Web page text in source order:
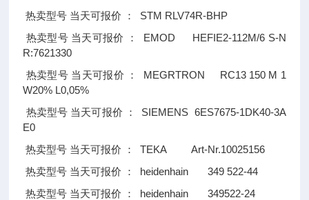
热卖型号 当天可报价 ： STM RLV74R-BHP
热卖型号 当天可报价 ：
EMOD HEFIE2-112M/6 S-N
R:7621330
热卖型号 当天可报价 ：
MEGRTRON RC13 150 M 1
W20% L0,05%
热卖型号 当天可报价 ：
SIEMENS 6ES7675-1DK40-3A
E0
热卖型号 当天可报价 ： TEKA Art-Nr.10025156
热卖型号 当天可报价 ： heidenhain 349 522-44
热卖型号 当天可报价 ： heidenhain 349522-24